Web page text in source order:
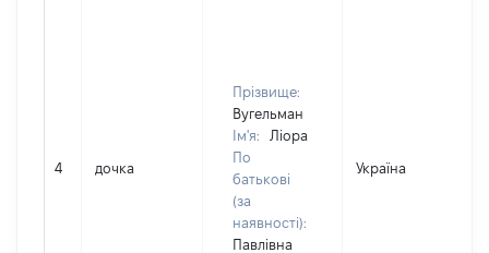
4 дочка
Прізвище:
Вугельман
Ім'я:
Ліора
По
батькові
(за
наявності):
Павлівна
Україна